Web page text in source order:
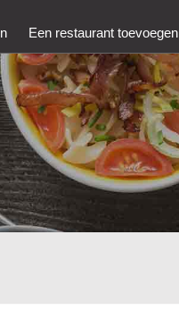
Een restaurant toevoegen